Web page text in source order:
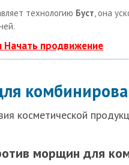
технологию Буст , она
Начать продвижение
косметической
морщин для